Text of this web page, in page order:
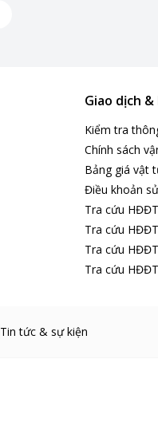
Giao dịch
Kiểm tra
Chính sách
Bảng giá vật
Điều khoản
Tra cứu
Tra cứu
Tra cứu
Tra cứu
Tin tức & sự kiện